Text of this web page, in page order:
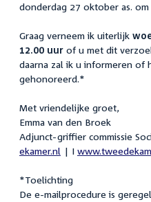
donderdag 27 oktober as. om
Graag verneem ik uiterlijk
12.00 uur of u met dit
daarna zal ik u informeren of
gehonoreerd.*
Met vriendelijke groet,
Emma van den Broek
Adjunct-griffier commissie
ekamer.nl | I
*Toelichting
De e-mailprocedure is